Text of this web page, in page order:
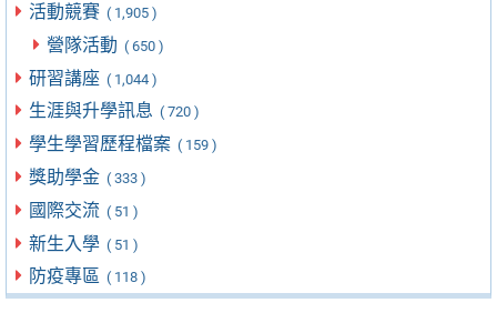
活動競賽 ( 1,905 )
營隊活動 ( 650 )
研習講座 ( 1,044 )
生涯與升學訊息 ( 720 )
學生學習歷程檔案 ( 159 )
獎助學金 ( 333 )
國際交流 ( 51 )
新生入學 ( 51 )
防疫專區 ( 118 )